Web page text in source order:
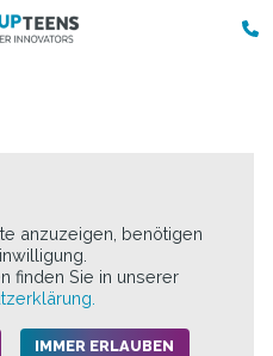
anzuzeigen, benötigen
finden Sie in unserer
IMMER ERLAUBEN